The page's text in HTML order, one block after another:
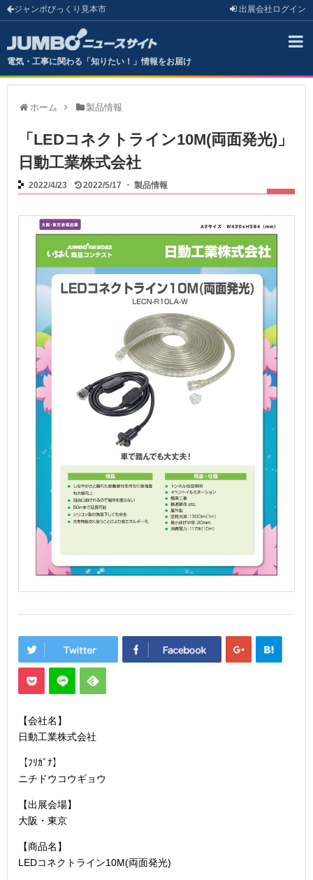
ジャンボびっくり見本市 出展会社 ログイン
電気・工事に関わる「知りたい！」情報をお届け
ホーム 製品情報
「LEDコネクトライン10M(両面発光)」
日動工業株式会社
2022/4/23 2022/5/17 ・製品情報
【会社名】
日動工業株式会社
【ﾌﾘｶﾞﾅ】
ニチドウコウギョウ
【出展会場】
大阪・東京
【商品名】
LEDコネクトライン10M(両面発光)